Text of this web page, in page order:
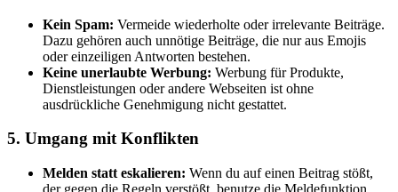
Kein Spam: Vermeide wiederholte oder irrelevante Beiträge.
Dazu gehören auch unnötige Beiträge, die nur aus Emojis
oder einzeiligen Antworten bestehen.
Keine unerlaubte Werbung: Werbung für Produkte,
Dienstleistungen oder andere Webseiten ist ohne
ausdrückliche Genehmigung nicht gestattet.
5. Umgang mit Konflikten
Melden statt eskalieren: Wenn du auf einen Beitrag stößt,
der gegen die Regeln verstößt, benutze die Meldefunktion,